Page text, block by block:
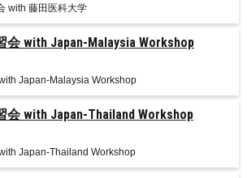
会 with Japan-Thailand Workshop
Japan-Thailand Workshop
会 with Japan-Malaysia Workshop
Japan-Malaysia Workshop
with 藤田医科大学